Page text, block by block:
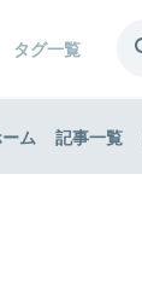
タグ一覧
ム 記事一覧